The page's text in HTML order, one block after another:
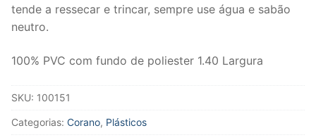
tende a ressecar e trincar, sempre use água e sabão
neutro.
100% PVC com fundo de poliester 1.40 Largura
SKU: 100151
Categorias: Corano, Plásticos